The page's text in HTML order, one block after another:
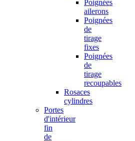
Poignées
ailerons
Poignées
de
tirage
fixes
Poignées
de
tirage
recoupables
Rosaces
cylindres
Portes
d'intérieur
fin
de